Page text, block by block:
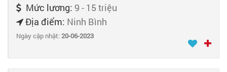
Mức lương: 9 - 15 triệu
Địa điểm: Ninh Bình
Ngày cập nhật:20-06-2023